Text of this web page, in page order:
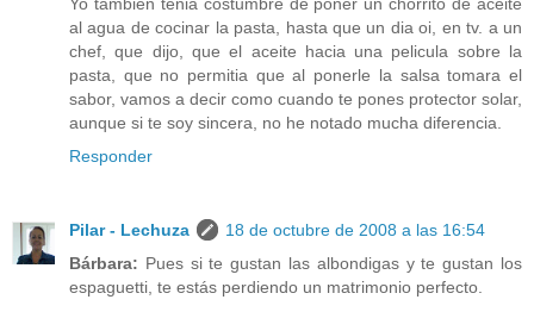
Yo tambièn tenia costumbre de poner un chorrito de aceite
al agua de cocinar la pasta, hasta que un dia oi, en tv. a un
chef, que dijo, que el aceite hacia una pelicula sobre la
pasta, que no permitia que al ponerle la salsa tomara el
sabor, vamos a decir como cuando te pones protector solar,
aunque si te soy sincera, no he notado mucha diferencia.
Responder
Pilar - Lechuza
18 de octubre de 2008 a las 16:54
Bárbara: Pues si te gustan las albondigas y te gustan los
espaguetti, te estás perdiendo un matrimonio perfecto.